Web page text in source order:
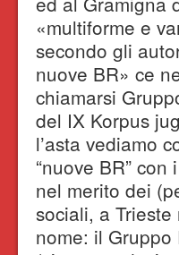
«multiforme e
secondo gli
nuove BR» ce
chiamarsi
del IX Korpus
l’asta vediamo
“nuove BR”
nel merito dei
sociali, a
nome: il